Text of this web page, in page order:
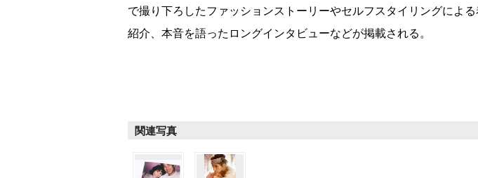
で撮り下ろしたファッションストーリーやセルフスタイリングによ
紹介、本音を語ったロングインタビューなどが掲載される。
関連写真